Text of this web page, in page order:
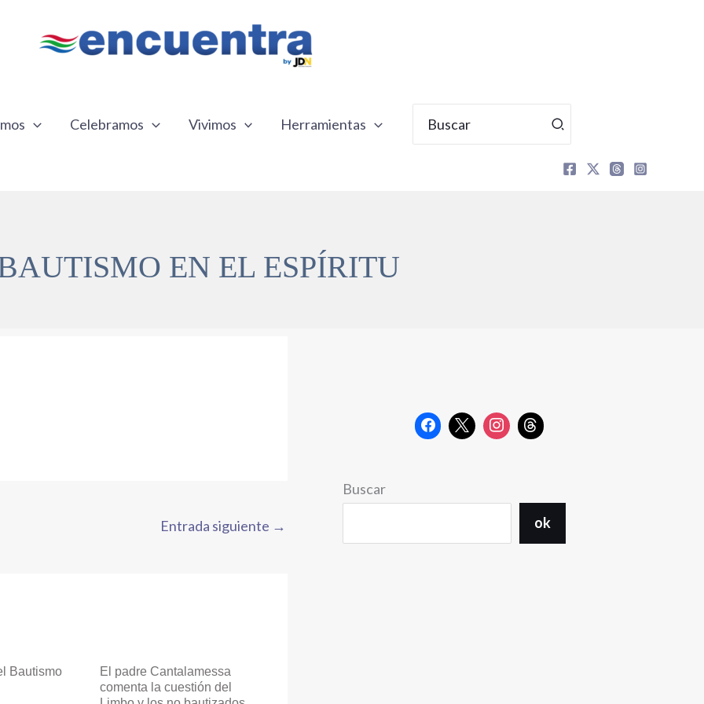
Celebramos Vivimos Herramientas
por:
EN EL ESPÍRITU
Entrada siguiente →
Bautismo
El padre Cantalamessa
comenta la cuestión del
Buscar
ok